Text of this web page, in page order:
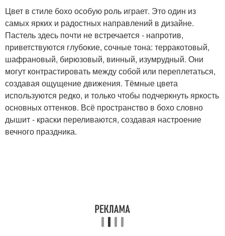
Цвет в стиле бохо особую роль играет. Это один из
самых ярких и радостных направлений в дизайне.
Пастель здесь почти не встречается - напротив,
приветствуются глубокие, сочные тона: терракотовый,
шафрановый, бирюзовый, винный, изумрудный. Они
могут контрастировать между собой или переплетаться,
создавая ощущение движения. Тёмные цвета
используются редко, и только чтобы подчеркнуть яркость
основных оттенков. Всё пространство в бохо словно
дышит - краски переливаются, создавая настроение
вечного праздника.